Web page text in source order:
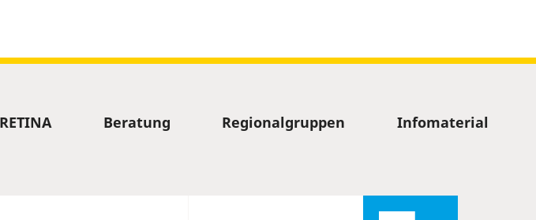
Beratung Regionalgruppen Infomaterial